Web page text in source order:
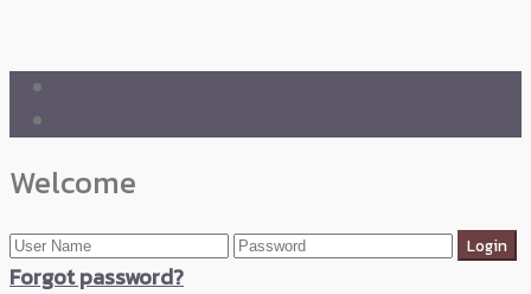
Welcome
Forgot password?